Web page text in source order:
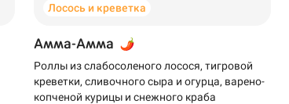
Лосось и креветка
Амма-Амма
Роллы из слабосоленого лосося, тигровой
креветки, сливочного сыра и огурца, варено-
копченой курицы и снежного краба
Доставка Самовывоз
Выбрать ресторан